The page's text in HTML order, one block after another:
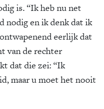
is. “Ik heb nu net
nodig en ik denk dat ik
eerlijk dat
van de rechter
dat die zei: “Ik
maar u moet het nooit